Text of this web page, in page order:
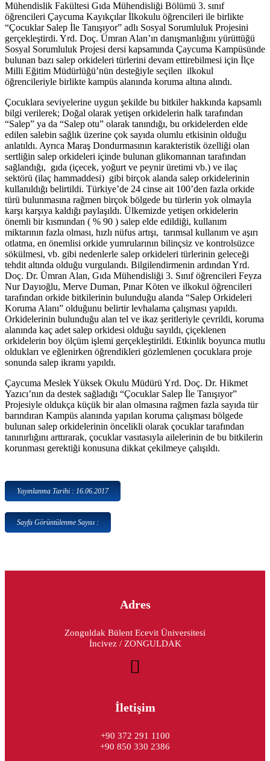
Mühendislik Fakültesi Gıda Mühendisliği Bölümü 3. sınıf
öğrencileri Çaycuma Kayıkçılar İlkokulu öğrencileri ile birlikte
“Çocuklar Salep İle Tanışıyor” adlı Sosyal Sorumluluk Projesini
gerçekleştirdi. Yrd. Doç. Ümran Alan’ın danışmanlığını yürüttüğü
Sosyal Sorumluluk Projesi dersi kapsamında Çaycuma Kampüsünde
bulunan bazı salep orkideleri türlerini devam ettirebilmesi için İlçe
Milli Eğitim Müdürlüğü’nün desteğiyle seçilen ilkokul
öğrencileriyle birlikte kampüs alanında koruma altına alındı.
Çocuklara seviyelerine uygun şekilde bu bitkiler hakkında kapsamlı
bilgi verilerek; Doğal olarak yetişen orkidelerin halk tarafından
“Salep” ya da “Salep otu” olarak tanındığı, bu orkidelerden elde
edilen salebin sağlık üzerine çok sayıda olumlu etkisinin olduğu
anlatıldı. Ayrıca Maraş Dondurmasının karakteristik özelliği olan
sertliğin salep orkideleri içinde bulunan glikomannan tarafından
sağlandığı, gıda (içecek, yoğurt ve peynir üretimi vb.) ve ilaç
sektörü (ilaç hammaddesi) gibi birçok alanda salep orkidelerinin
kullanıldığı belirtildi. Türkiye’de 24 cinse ait 100’den fazla orkide
türü bulunmasına rağmen birçok bölgede bu türlerin yok olmayla
karşı karşıya kaldığı paylaşıldı. Ülkemizde yetişen orkidelerin
önemli bir kısmından ( % 90 ) salep elde edildiği, kullanım
miktarının fazla olması, hızlı nüfus artışı, tarımsal kullanım ve aşırı
otlatma, en önemlisi orkide yumrularının bilinçsiz ve kontrolsüzce
sökülmesi, vb. gibi nedenlerle salep orkideleri türlerinin geleceği
tehdit altında olduğu vurgulandı. Bilgilendirmenin ardından Yrd.
Doç. Dr. Ümran Alan, Gıda Mühendisliği 3. Sınıf öğrencileri Feyza
Nur Dayıoğlu, Merve Duman, Pınar Köten ve ilkokul öğrencileri
tarafından orkide bitkilerinin bulunduğu alanda “Salep Orkideleri
Koruma Alanı” olduğunu belirtir levhalama çalışması yapıldı.
Orkidelerinin bulunduğu alan tel ve ikaz şeritleriyle çevrildi, koruma
alanında kaç adet salep orkidesi olduğu sayıldı, çiçeklenen
orkidelerin boy ölçüm işlemi gerçekleştirildi. Etkinlik boyunca mutlu
oldukları ve eğlenirken öğrendikleri gözlemlenen çocuklara proje
sonunda salep ikramı yapıldı.
Çaycuma Meslek Yüksek Okulu Müdürü Yrd. Doç. Dr. Hikmet
Yazıcı’nın da destek sağladığı “Çocuklar Salep İle Tanışıyor”
Projesiyle oldukça küçük bir alan olmasına rağmen fazla sayıda tür
barındıran Kampüs alanında yapılan koruma çalışması bölgede
bulunan salep orkidelerinin öncelikli olarak çocuklar tarafından
tanınırlığını arttırarak, çocuklar vasıtasıyla ailelerinin de bu bitkilerin
korunması gerektiği konusuna dikkat çekilmeye çalışıldı.
Yayınlanma Tarihi : 16.06.2017
Sayfa Görüntülenme Sayısı :
Adres
Zonguldak Bülent Ecevit Üniversitesi
İncivez / ZONGULDAK
İletişim
+90 372 291 1100
+90 850 330 2386